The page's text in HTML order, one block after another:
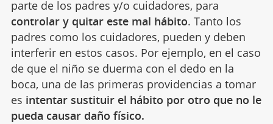
parte de los padres y/o cuidadores, para
controlar y quitar este mal hábito. Tanto los
padres como los cuidadores, pueden y deben
interferir en estos casos. Por ejemplo, en el caso
de que el niño se duerma con el dedo en la
boca, una de las primeras providencias a tomar
es intentar sustituir el hábito por otro que no le
pueda causar daño físico.